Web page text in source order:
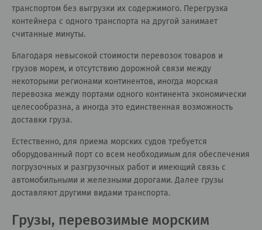
транспортом без выгрузки их содержимого. Перегрузка
контейнера с одного транспорта на другой занимает
считанные минуты.
Благодаря невысокой стоимости перевозок товаров и
грузов морем, и отсутствию дорожной связи между
некоторыми регионами континентов, иногда морская
перевозка между портами одного континента экономически
целесообразна, а иногда это единственная возможность
доставки груза.
Естественно, для приема морских судов требуется
оборудованный порт со всем необходимым для обеспечения
погрузочных и разгрузочных работ и имеющий связь с
автомобильными и железными дорогами. Далее грузы
доставляют другими видами транспорта.
Грузы, перевозимые морским